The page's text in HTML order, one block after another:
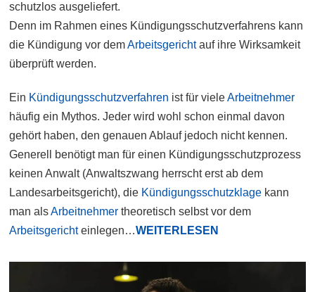
schutzlos ausgeliefert.
Denn im Rahmen eines Kündigungsschutzverfahrens kann
die Kündigung vor demArbeitsgerichtauf ihre Wirksamkeit
überprüft werden.
Ein Kündigungsschutzverfahren ist für vieleArbeitnehmer
häufig ein Mythos. Jeder wird wohl schon einmal davon
gehört haben, den genauen Ablauf jedoch nicht kennen.
Generell benötigt man für einen Kündigungsschutzprozess
keinen Anwalt (Anwaltszwang herrscht erst ab dem
Landesarbeitsgericht), die Kündigungsschutzklage kann
man alsArbeitnehmer theoretisch selbst vor dem
Arbeitsgerichteinlegen…WEITERLESEN